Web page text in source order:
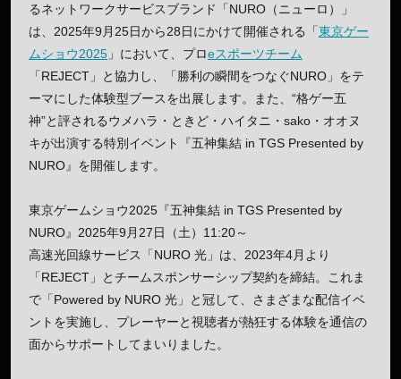
るネットワークサービスブランド「NURO（ニューロ）」
は、2025年9月25日から28日にかけて開催される「東京ゲー
ムショウ2025 」において、プロeスポーツチーム
「REJECT」と協力し、「勝利の瞬間をつなぐNURO」をテ
ーマにした体験型ブースを出展します。また、“格ゲー五
神”と評されるウメハラ・ときど・ハイタニ・sako・オオヌ
キが出演する特別イベント『五神集結 in TGS Presented by
NURO』を開催します。
東京ゲームショウ2025『五神集結 in TGS Presented by
NURO』2025年9月27日（土）11:20～
高速光回線サービス「NURO 光」は、2023年4月より
「REJECT」とチームスポンサーシップ契約を締結。これま
で「Powered by NURO 光」と冠して、さまざまな配信イベ
ントを実施し、プレーヤーと視聴者が熱狂する体験を通信の
面からサポートしてまいりました。